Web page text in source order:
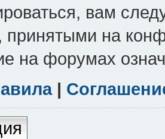
вам
принятыми на
на форумах
|